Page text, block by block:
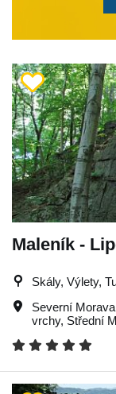
Maleník -
Skály, Výlety,
Severní
vrchy, Střední